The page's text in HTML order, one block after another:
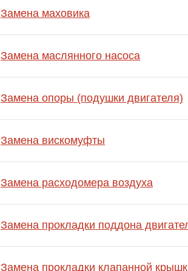
Замена маховика
Замена маслянного насоса
Замена опоры (подушки двигателя)
Замена вискомуфты
Замена расходомера воздуха
Замена прокладки поддона
Замена прокладки клапанной